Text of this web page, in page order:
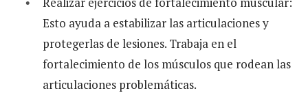
Esto ayuda a estabilizar las articulaciones y
protegerlas de lesiones. Trabaja en el
fortalecimiento de los músculos que rodean las
articulaciones problemáticas.